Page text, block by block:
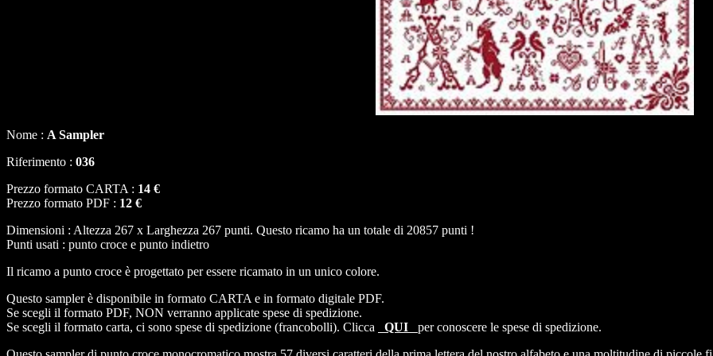
Nome : A Sampler
Riferimento : 036
Prezzo formato CARTA : 14 €
Prezzo formato PDF : 12 €
Dimensioni : Altezza 267 x Larghezza 267 punti. Questo ricamo ha un totale di 20857 punti !
Punti usati : punto croce e punto indietro
Il ricamo a punto croce è progettato per essere ricamato in un unico colore.
Questo sampler è disponibile in formato CARTA e in formato digitale PDF.
Se scegli il formato PDF, NON verranno applicate spese di spedizione.
Se scegli il formato carta, ci sono spese di spedizione (francobolli). Clicca
QUI per conoscere le spese di spedizione.